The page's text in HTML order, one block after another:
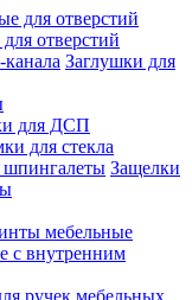
отверстий
Заглушки для
для ДСП
для стекла
Защелки
мебельные
с внутренним
ручек мебельных